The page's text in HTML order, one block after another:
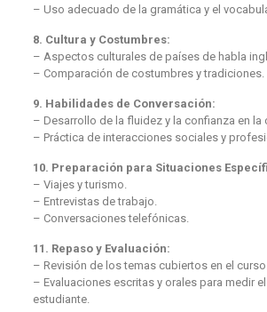
– Uso adecuado de la gramática y el
8. Cultura y Costumbres:
– Aspectos culturales de países de habla
– Comparación de costumbres y tradiciones.
9. Habilidades de Conversación:
– Desarrollo de la fluidez y la confianza en la
– Práctica de interacciones sociales y
10. Preparación para Situaciones
– Viajes y turismo.
– Entrevistas de trabajo.
– Conversaciones telefónicas.
11. Repaso y Evaluación:
– Revisión de los temas cubiertos en el curso.
– Evaluaciones escritas y orales para medir
estudiante.